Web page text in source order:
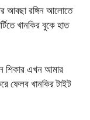
আবছা রঙ্গিন আলোতে
খানকির বুকে হাত
শিকার এখন আমার
ফেলব খানকির টাইট